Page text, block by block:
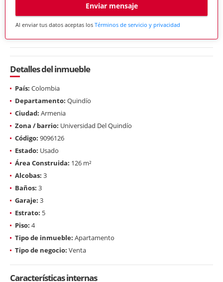
Enviar mensaje
Al enviar tus datos aceptas los Términos de servicio y privacidad
Detalles del inmueble
País: Colombia
Departamento: Quindío
Ciudad: Armenia
Zona / barrio: Universidad Del Quindío
Código: 9096126
Estado: Usado
Área Construida: 126 m²
Alcobas: 3
Baños: 3
Garaje: 3
Estrato: 5
Piso: 4
Tipo de inmueble: Apartamento
Tipo de negocio: Venta
Características internas